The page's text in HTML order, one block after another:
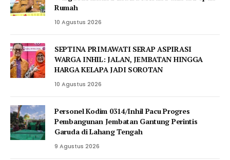
Rumah
10 Agustus 2026
SEPTINA PRIMAWATI SERAP ASPIRASI
WARGA INHIL: JALAN, JEMBATAN HINGGA
HARGA KELAPA JADI SOROTAN
10 Agustus 2026
Personel Kodim 0314/Inhil Pacu Progres
Pembangunan Jembatan Gantung Perintis
Garuda di Lahang Tengah
9 Agustus 2026